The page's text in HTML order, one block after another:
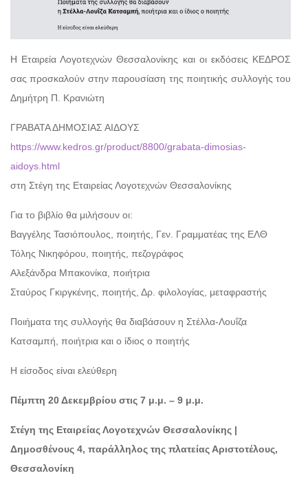
H Εταιρεία Λογοτεχνών Θεσσαλονίκης και οι εκδόσεις ΚΕΔΡΟΣ
σας προσκαλούν στην παρουσίαση της ποιητικής συλλογής του
Δημήτρη Π. Κρανιώτη
ΓΡΑΒΑΤΑ ΔΗΜΟΣΙΑΣ ΑΙΔΟΥΣ
https://www.kedros.gr/product/8800/grabata-dimosias-
aidoys.html
στη Στέγη της Εταιρείας Λογοτεχνών Θεσσαλονίκης
Για το βιβλίο θα μιλήσουν οι:
Βαγγέλης Τασιόπουλος, ποιητής, Γεν. Γραμματέας της ΕΛΘ
Τόλης Νικηφόρου, ποιητής, πεζογράφος
Αλεξάνδρα Μπακονίκα, ποιήτρια
Σταύρος Γκιργκένης, ποιητής, Δρ. φιλολογίας, μεταφραστής
Ποιήματα της συλλογής θα διαβάσουν η Στέλλα-Λουΐζα
Κατσαμπή, ποιήτρια και ο ίδιος ο ποιητής
Η είσοδος είναι ελεύθερη
Πέμπτη 20 Δεκεμβρίου στις 7 μ.μ. – 9 μ.μ.
Στέγη της Εταιρείας Λογοτεχνών Θεσσαλονίκης |
Δημοσθένους 4, παράλληλος της πλατείας Αριστοτέλους,
Θεσσαλονίκη